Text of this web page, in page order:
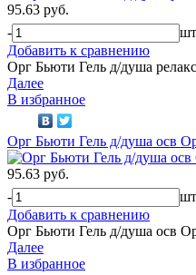
95.63 руб.
-
шт
Добавить к сравнению
Орг Бьюти Гель д/душа
Далее
В избранное
Орг Бьюти Гель д/душа осв
95.63 руб.
-
шт
Добавить к сравнению
Орг Бьюти Гель д/душа осв
Далее
В избранное